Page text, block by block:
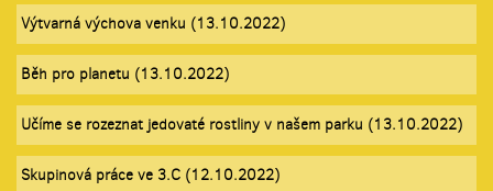
Výtvarná výchova venku (13.10.2022)
Běh pro planetu (13.10.2022)
Učíme se rozeznat jedovaté rostliny v našem parku (13.10.2022)
Skupinová práce ve 3.C (12.10.2022)